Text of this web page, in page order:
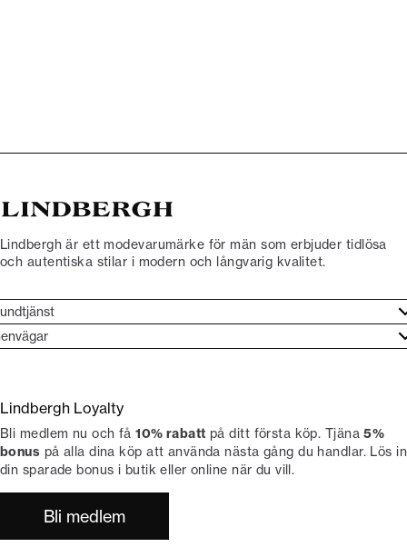
Lindbergh är ett modevarumärke för män som erbjuder tidlösa
och autentiska stilar i modern och långvarig kvalitet.
köp
Lindbergh-ambassadör
Lindbergh Loyalty
Bli medlem nu och få10% rabatt på ditt första köp. Tjäna5%
bonus på alla dina köp att använda nästa gång du handlar. Lös in
din sparade bonus i butik eller online när du vill.
Bli medlem